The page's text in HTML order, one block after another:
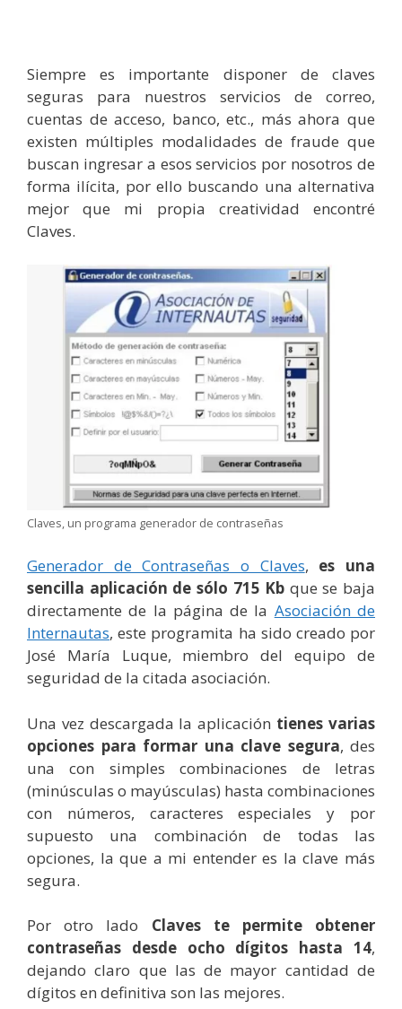
Siempre es importante disponer de claves
seguras para nuestros servicios de correo,
cuentas de acceso, banco, etc., más ahora que
existen múltiples modalidades de fraude que
buscan ingresar a esos servicios por nosotros de
forma ilícita, por ello buscando una alternativa
mejor que mi propia creatividad encontré
Claves.
Claves, un programa generador de contraseñas
Generador de Contraseñas o Claves, es una
sencilla aplicación de sólo 715 Kb que se baja
directamente de la página de la Asociación de
Internautas, este programita ha sido creado por
José María Luque, miembro del equipo de
seguridad de la citada asociación.
Una vez descargada la aplicación tienes varias
opciones para formar una clave segura, des
una con simples combinaciones de letras
(minúsculas o mayúsculas) hasta combinaciones
con números, caracteres especiales y por
supuesto una combinación de todas las
opciones, la que a mi entender es la clave más
segura.
Por otro lado Claves te permite obtener
contraseñas desde ocho dígitos hasta 14,
dejando claro que las de mayor cantidad de
dígitos en definitiva son las mejores.